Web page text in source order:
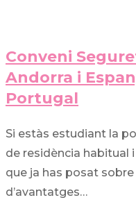
Conveni
Andorra i
Portugal
Si estàs estudiant la
de residència habitual
que ja has posat
d’avantatges…